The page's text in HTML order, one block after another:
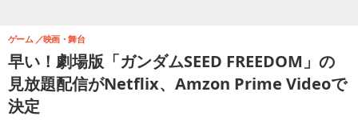
早い！劇場版「ガンダムSEED FREEDOM」の
見放題配信がNetflix、Amzon Prime Videoで
決定
ゲーム 映画・舞台